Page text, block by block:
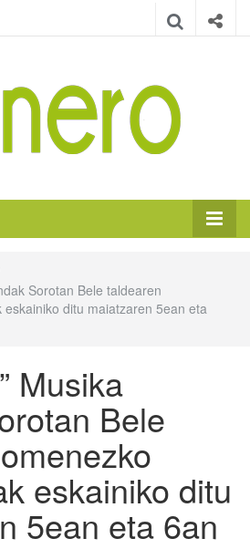
Sorotan Bele taldearen
ditu maiatzaren 5ean eta
Musika
Bele
eskainiko ditu
5ean eta 6an